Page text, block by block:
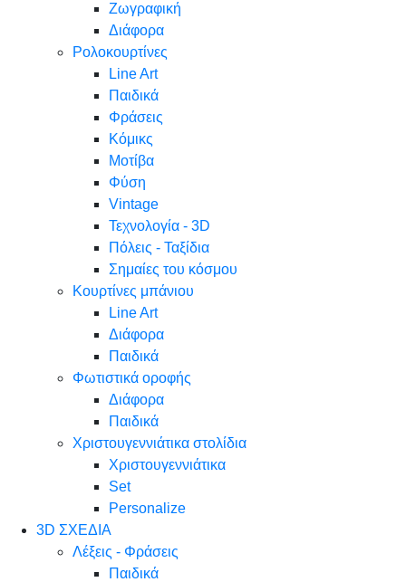
Ζωγραφική
Διάφορα
Ρολοκουρτίνες
Line Art
Παιδικά
Φράσεις
Κόμικς
Μοτίβα
Φύση
Vintage
Τεχνολογία - 3D
Πόλεις - Ταξίδια
Σημαίες του κόσμου
Κουρτίνες μπάνιου
Line Art
Διάφορα
Παιδικά
Φωτιστικά οροφής
Διάφορα
Παιδικά
Χριστουγεννιάτικα στολίδια
Χριστουγεννιάτικα
Set
Personalize
3D ΣΧΕΔΙΑ
Λέξεις - Φράσεις
Παιδικά